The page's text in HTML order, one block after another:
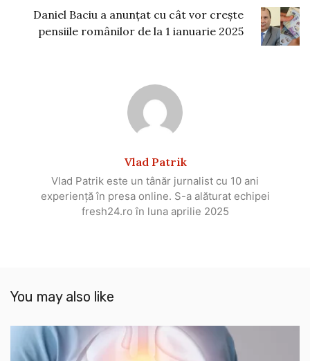
Daniel Baciu a anunțat cu cât vor crește
pensiile românilor de la 1 ianuarie 2025
Vlad Patrik
Vlad Patrik este un tânăr jurnalist cu 10 ani
experiență în presa online. S-a alăturat echipei
fresh24.ro în luna aprilie 2025
You may also like